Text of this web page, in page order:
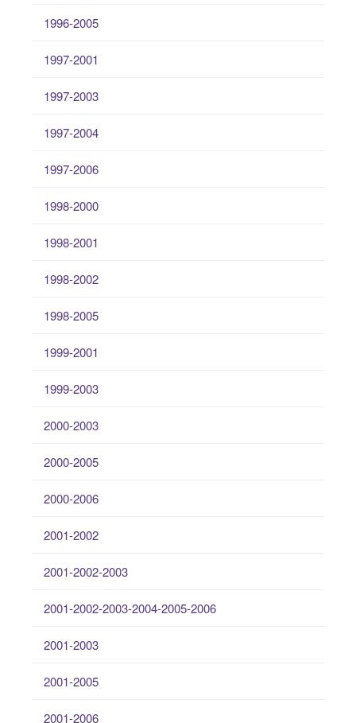
1996-2005
1997-2001
1997-2003
1997-2004
1997-2006
1998-2000
1998-2001
1998-2002
1998-2005
1999-2001
1999-2003
2000-2003
2000-2005
2000-2006
2001-2002
2001-2002-2003
2001-2002-2003-2004-2005-2006
2001-2003
2001-2005
2001-2006